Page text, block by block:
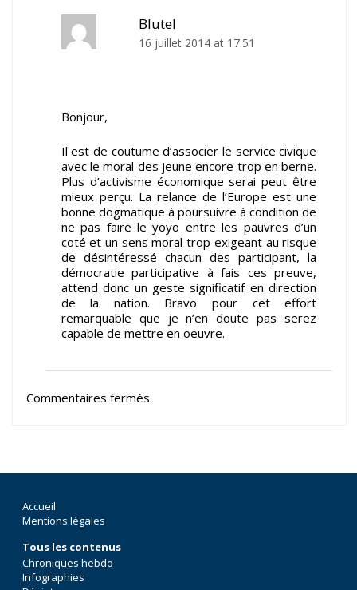
Blutel
16 juillet 2014 at 17:51
Bonjour,
Il est de coutume d’associer le service civique
avec le moral des jeune encore trop en berne.
Plus d’activisme économique serai peut être
mieux perçu. La relance de l’Europe est une
bonne dogmatique à poursuivre à condition de
ne pas faire le yoyo entre les pauvres d’un
coté et un sens moral trop exigeant au risque
de désintéressé chacun des participant, la
démocratie participative à fais ces preuve,
attend donc un geste significatif en direction
de la nation. Bravo pour cet effort
remarquable que je n’en doute pas serez
capable de mettre en oeuvre.
Commentaires fermés.
Accueil
Mentions légales
Tous les contenus
Chroniques hebdo
Infographies